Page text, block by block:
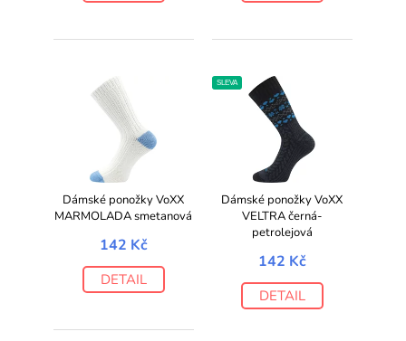
Dámské ponožky VoXX
MARMOLADA smetanová
142 Kč
DETAIL
SLEVA
Dámské ponožky VoXX
VELTRA černá-
petrolejová
142 Kč
DETAIL